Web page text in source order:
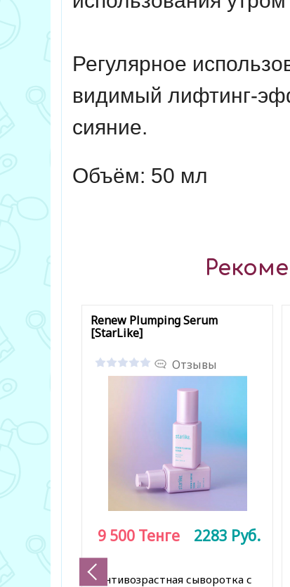
Регулярное
видимый лифтинг-
сияние.
Объём: 50 мл
Renew Plumping Serum
[StarLike]
Отзывы
Антивозрастная сыворотка с
9 500 Тенге 2283 Руб.